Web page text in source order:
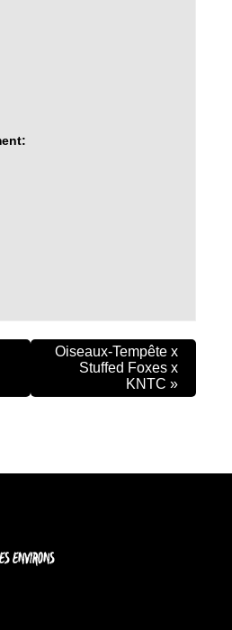
Oiseaux-Tempête x
Stuffed Foxes x
KNTC »
ENVIRONS